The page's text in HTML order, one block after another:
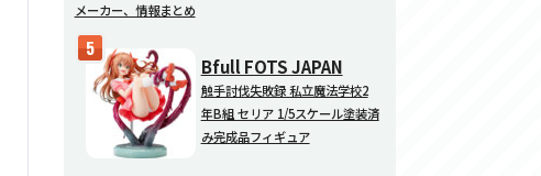
メーカー、情報まとめ
Bfull FOTS JAPAN
触手討伐失敗録 私立魔法学校2
年B組 セリア 1/5スケール塗装済
み完成品フィギュア